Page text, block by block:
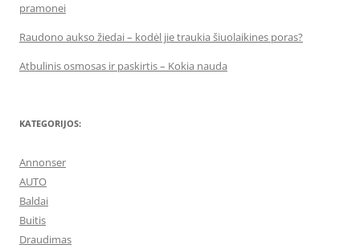
pramonei
Raudono aukso žiedai – kodėl jie traukia šiuolaikines poras?
Atbulinis osmosas ir paskirtis – Kokia nauda
KATEGORIJOS:
Annonser
AUTO
Baldai
Buitis
Draudimas